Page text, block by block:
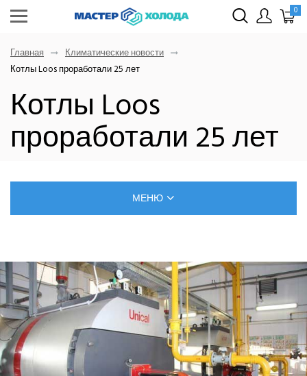
0
Главная
Климатические новости
Котлы Loos проработали 25 лет
Котлы Loos
проработали 25 лет
МЕНЮ
САМОСТОЯТЕЛЬНЫЙ МОНТАЖ КОНДИЦИОНЕРОВ
ПОЗНАВАТЕЛЬНЫЕ СТАТЬИ
ИНВЕРТОРНЫЕ КОНДИЦИОНЕРЫ
СПРАВОЧНЫЕ МАТЕРИАЛЫ